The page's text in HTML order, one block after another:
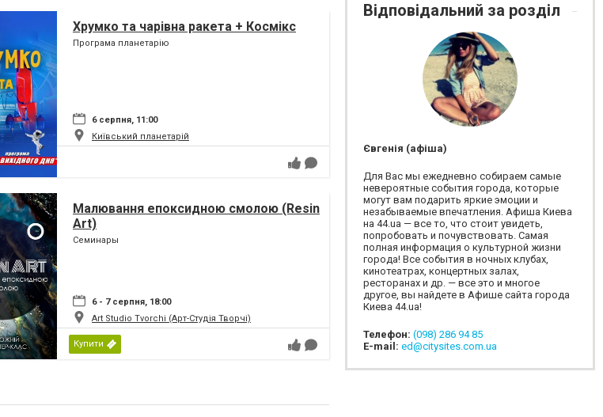
Хрумко та чарівна ракета + Космікс
Програма планетарію
6 серпня, 11:00
Київський планетарій
Малювання епоксидною смолою (Resin
Art)
Семинары
6 - 7 серпня, 18:00
Art Studio Tvorchi (Арт-Студія Творчі)
Купити
Відповідальний за розділ
Євгенія (афіша)
Для Вас мы ежедневно собираем самые
невероятные события города, которые
могут вам подарить яркие эмоции и
незабываемые впечатления. Афиша Киева
на 44.ua — все то, что стоит увидеть,
попробовать и почувствовать. Самая
полная информация о культурной жизни
города! Все события в ночных клубах,
кинотеатрах, концертных залах,
ресторанах и др. — все это и многое
другое, вы найдете в Афише сайта города
Киева 44.ua!
Телефон: (098) 286 94 85
E-mail: ed@citysites.com.ua